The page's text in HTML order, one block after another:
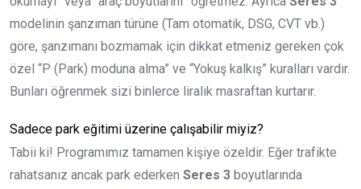
modelinin şanzıman türüne (Tam otomatik, DSG, CVT vb.)
göre, şanzımanı bozmamak için dikkat etmeniz gereken çok
özel “P (Park) moduna alma” ve “Yokuş kalkış” kuralları vardır.
Bunları öğrenmek sizi binlerce liralık masraftan kurtarır.
Sadece park eğitimi üzerine çalışabilir miyiz?
Tabii ki! Programımız tamamen kişiye özeldir. Eğer trafikte
rahatsanız ancak park ederken Seres 3 boyutlarında